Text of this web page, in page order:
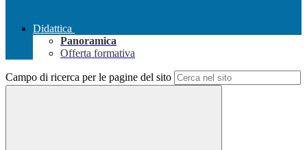
Didattica
Panoramica
Offerta formativa
Campo di ricerca per le pagine del sito